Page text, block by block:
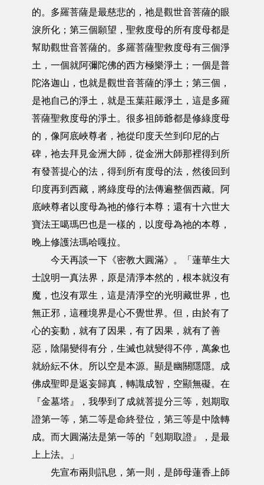
的。多羅菩薩是最慈悲的，祂是觀世音菩薩的眼
淚所化；第三個願望，聖救度母的所有度母都是
幫助觀世音菩薩的。多羅菩薩聖救度母有三個淨
土，一個就阿彌陀佛的西方極樂淨土；一個是普
陀洛迦山，也就是觀世音菩薩的淨土；第三個，
是祂自己的淨土，就是玉葉莊嚴淨土，這是多羅
菩薩聖救度母的淨土。很多祖師爺都是修綠度母
的，像阿底峽尊者，祂從印度天竺到印尼的占
碑，祂去拜見金洲大師，從金洲大師那裡得到所
有發菩提心的法，得到所有度母的法，然後回到
印度再到西藏，將綠度母的法傳遍整個西藏。阿
底峽尊者以度母為祂的修行本尊；還有十六世大
寶法王噶瑪巴也是一樣的，以度母為祂的本尊，
晚上修護法瑪哈嘎拉。
今天再談一下《密教大圓滿》。「蓮華生大
士說明一真法界，原是清淨本然的，根本就沒有
魔，也沒有眾生，這是清淨空的光明藏世界，也
無正邪，這種境界是心不覺世界。但，由於有了
心的妄動，就有了因果，有了因果，就有了善
惡，陰陽變得有分，生滅也就變得不停，萬象也
就紛紜不休。所以空是本源。顯是幽關隱隱。成
佛成聖即是返妄歸真，轉識成智，空顯無礙。在
『金墓塔』，我學到了成就菩提分三等，剋期取
證第一等，第二等是命終登位，第三等是中陰轉
成。而大圓滿法是第一等的『剋期取證』，是最
上上法。」
先宣布兩則訊息，第一則，是師母蓮香上師